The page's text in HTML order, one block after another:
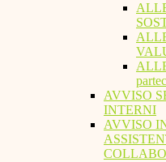
AVVISO
INTERNI
AVVISO